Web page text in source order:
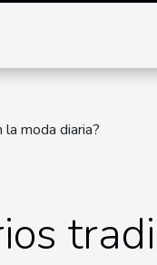
moda diaria?